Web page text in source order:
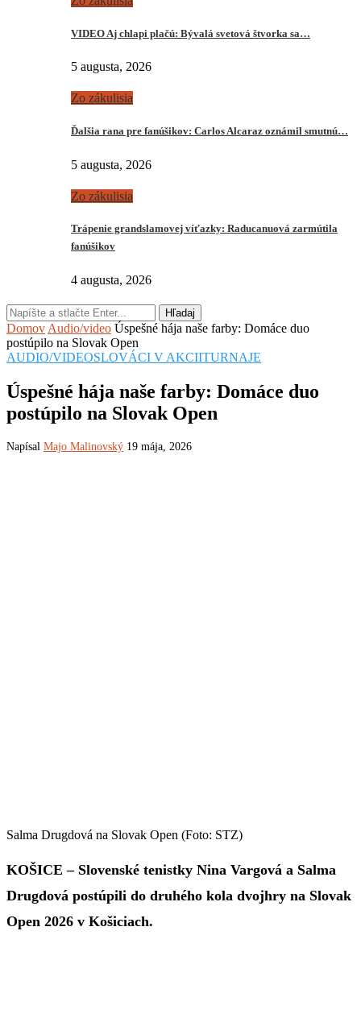
VIDEO Aj chlapi plačú: Bývalá svetová štvorka sa…
5 augusta, 2026
Zo zákulisia
Ďalšia rana pre fanúšikov: Carlos Alcaraz oznámil smutnú…
5 augusta, 2026
Zo zákulisia
Trápenie grandslamovej víťazky: Raducanuová zarmútila
fanúšikov
4 augusta, 2026
Hľadaj
Domov Audio/video Úspešné hája naše farby: Domáce duo
postúpilo na Slovak Open
AUDIO/VIDEOSLOVÁCI V AKCIITURNAJE
Úspešné hája naše farby: Domáce duo
postúpilo na Slovak Open
Napísal Majo Malinovský 19 mája, 2026
Salma Drugdová na Slovak Open (Foto: STZ)
KOŠICE – Slovenské tenistky Nina Vargová a Salma
Drugdová postúpili do druhého kola dvojhry na Slovak
Open 2026 v Košiciach.